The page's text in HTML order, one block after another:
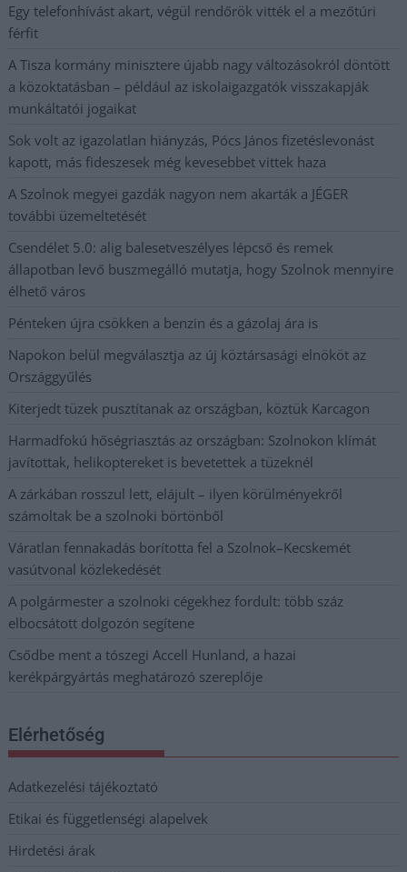
Egy telefonhívást akart, végül rendőrök vitték el a mezőtúri
férfit
A Tisza kormány minisztere újabb nagy változásokról döntött
a közoktatásban – például az iskolaigazgatók visszakapják
munkáltatói jogaikat
Sok volt az igazolatlan hiányzás, Pócs János fizetéslevonást
kapott, más fideszesek még kevesebbet vittek haza
A Szolnok megyei gazdák nagyon nem akarták a JÉGER
további üzemeltetését
Csendélet 5.0: alig balesetveszélyes lépcső és remek
állapotban levő buszmegálló mutatja, hogy Szolnok mennyire
élhető város
Pénteken újra csökken a benzin és a gázolaj ára is
Napokon belül megválasztja az új köztársasági elnököt az
Országgyűlés
Kiterjedt tüzek pusztítanak az országban, köztük Karcagon
Harmadfokú hőségriasztás az országban: Szolnokon klímát
javítottak, helikoptereket is bevetettek a tüzeknél
A zárkában rosszul lett, elájult – ilyen körülményekről
számoltak be a szolnoki börtönből
Váratlan fennakadás borította fel a Szolnok–Kecskemét
vasútvonal közlekedését
A polgármester a szolnoki cégekhez fordult: több száz
elbocsátott dolgozón segítene
Csődbe ment a tószegi Accell Hunland, a hazai
kerékpárgyártás meghatározó szereplője
Elérhetőség
Adatkezelési tájékoztató
Etikai és függetlenségi alapelvek
Hirdetési árak